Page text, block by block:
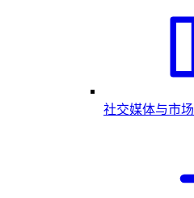
社交媒体与市场